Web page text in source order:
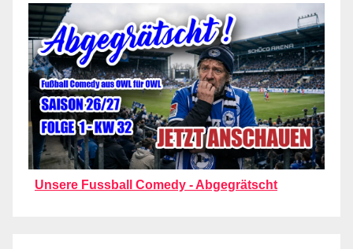
Unsere Fussball Comedy - Abgegrätscht